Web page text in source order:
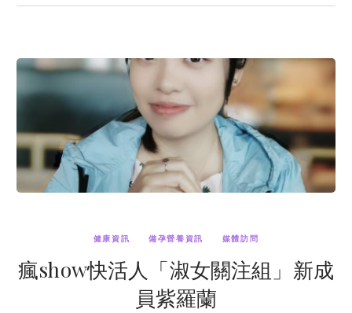
健康資訊 備孕營養資訊 媒體訪問
瘋show快活人「淑女關注組」新成
員紫羅蘭